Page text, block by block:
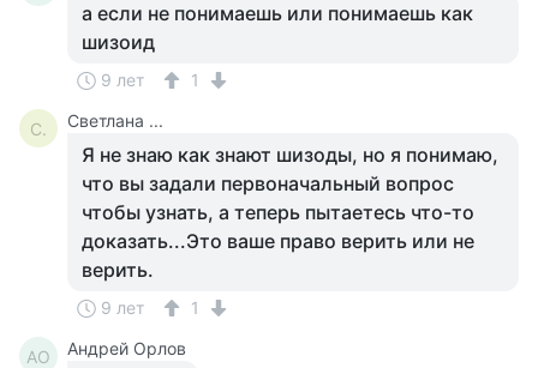
а если не понимаешь или понимаешь как
шизоид
9 лет 1
С. Светлана ...
Я не знаю как знают шизоды, но я понимаю,
что вы задали первоначальный вопрос
чтобы узнать, а теперь пытаетесь что-то
доказать...Это ваше право верить или не
верить.
9 лет 1
АО Андрей Орлов